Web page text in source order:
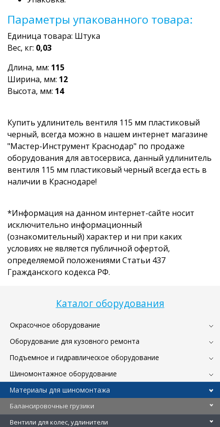
Каталог оборудования
Окрасочное оборудование
Оборудование для кузовного ремонта
Подъемное и гидравлическое оборудование
Шиномонтажное оборудование
Материалы для шиномонтажа
Балансировочные грузики
Вентили для колес, удлинители
Параметры упакованного товара:
Единица товара: Штука
Вес, кг: 0,03
Длина, мм: 115
Ширина, мм: 12
Высота, мм: 14
Купить удлинитель вентиля 115 мм пластиковый
черный, всегда можно в нашем интернет магазине
"Мастер-Инструмент Краснодар" по продаже
оборудования для автосервиса, данный удлинитель
вентиля 115 мм пластиковый черный всегда есть в
наличии в Краснодаре!
*Информация на данном интернет-сайте носит
исключительно информационный
(ознакомительный) характер и ни при каких
условиях не является публичной офертой,
определяемой положениями Статьи 437
Гражданского кодекса РФ.